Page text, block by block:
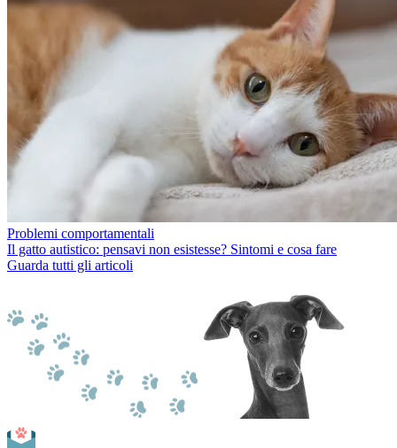
Problemi comportamentali
Il gatto autistico: pensavi non esistesse? Sintomi e cosa fare
Guarda tutti gli articoli